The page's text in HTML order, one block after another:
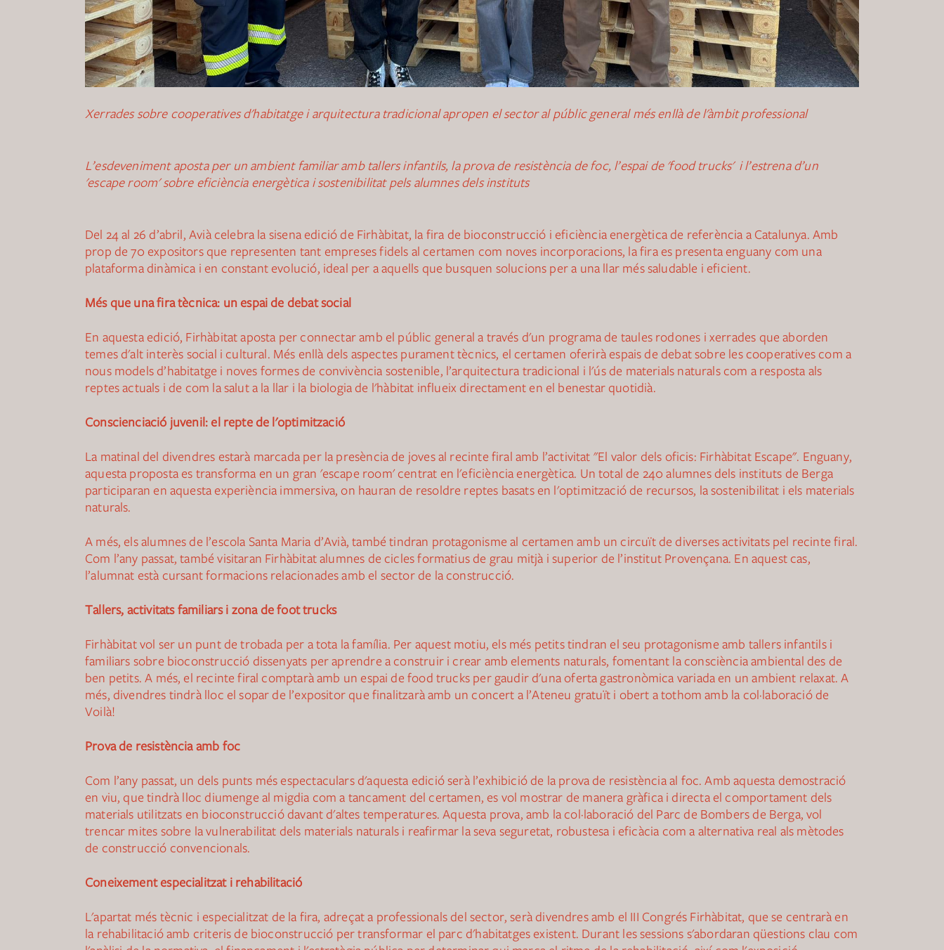
Xerrades sobre cooperatives d'habitatge i arquitectura tradicional apropen el sector al públic general més enllà de l'àmbit professional
L’esdeveniment aposta per un ambient familiar amb tallers infantils, la prova de resistència de foc, l’espai de 'food trucks' i l’estrena d’un
'escape room' sobre eficiència energètica i sostenibilitat pels alumnes dels instituts
Del 24 al 26 d’abril, Avià celebra la sisena edició de Firhàbitat, la fira de bioconstrucció i eficiència energètica de referència a Catalunya. Amb
prop de 70 expositors que representen tant empreses fidels al certamen com noves incorporacions, la fira es presenta enguany com una
plataforma dinàmica i en constant evolució, ideal per a aquells que busquen solucions per a una llar més saludable i eficient.
Més que una fira tècnica: un espai de debat social
En aquesta edició, Firhàbitat aposta per connectar amb el públic general a través d'un programa de taules rodones i xerrades que aborden
temes d'alt interès social i cultural. Més enllà dels aspectes purament tècnics, el certamen oferirà espais de debat sobre les cooperatives com a
nous models d’habitatge i noves formes de convivència sostenible, l’arquitectura tradicional i l'ús de materials naturals com a resposta als
reptes actuals i de com la salut a la llar i la biologia de l'hàbitat influeix directament en el benestar quotidià.
Conscienciació juvenil: el repte de l'optimització
La matinal del divendres estarà marcada per la presència de joves al recinte firal amb l’activitat "El valor dels oficis: Firhàbitat Escape". Enguany,
aquesta proposta es transforma en un gran 'escape room' centrat en l'eficiència energètica. Un total de 240 alumnes dels instituts de Berga
participaran en aquesta experiència immersiva, on hauran de resoldre reptes basats en l'optimització de recursos, la sostenibilitat i els materials
naturals.
A més, els alumnes de l’escola Santa Maria d’Avià, també tindran protagonisme al certamen amb un circuït de diverses activitats pel recinte firal.
Com l’any passat, també visitaran Firhàbitat alumnes de cicles formatius de grau mitjà i superior de l’institut Provençana. En aquest cas,
l’alumnat està cursant formacions relacionades amb el sector de la construcció.
Tallers, activitats familiars i zona de foot trucks
Firhàbitat vol ser un punt de trobada per a tota la família. Per aquest motiu, els més petits tindran el seu protagonisme amb tallers infantils i
familiars sobre bioconstrucció dissenyats per aprendre a construir i crear amb elements naturals, fomentant la consciència ambiental des de
ben petits. A més, el recinte firal comptarà amb un espai de food trucks per gaudir d'una oferta gastronòmica variada en un ambient relaxat. A
més, divendres tindrà lloc el sopar de l’expositor que finalitzarà amb un concert a l’Ateneu gratuït i obert a tothom amb la col·laboració de
Voilà!
Prova de resistència amb foc
Com l’any passat, un dels punts més espectaculars d'aquesta edició serà l’exhibició de la prova de resistència al foc. Amb aquesta demostració
en viu, que tindrà lloc diumenge al migdia com a tancament del certamen, es vol mostrar de manera gràfica i directa el comportament dels
materials utilitzats en bioconstrucció davant d'altes temperatures. Aquesta prova, amb la col·laboració del Parc de Bombers de Berga, vol
trencar mites sobre la vulnerabilitat dels materials naturals i reafirmar la seva seguretat, robustesa i eficàcia com a alternativa real als mètodes
de construcció convencionals.
Coneixement especialitzat i rehabilitació
L'apartat més tècnic i especialitzat de la fira, adreçat a professionals del sector, serà divendres amb el III Congrés Firhàbitat, que se centrarà en
la rehabilitació amb criteris de bioconstrucció per transformar el parc d'habitatges existent. Durant les sessions s'abordaran qüestions clau com